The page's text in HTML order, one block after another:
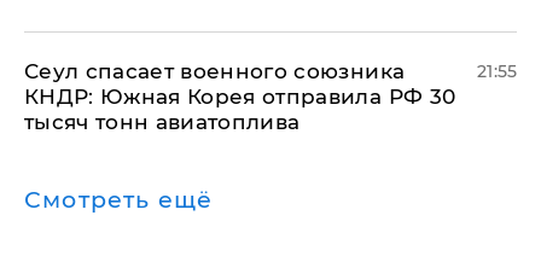
​Сеул спасает военного союзника
КНДР: Южная Корея отправила РФ 30
тысяч тонн авиатоплива
21:55
Смотреть ещё